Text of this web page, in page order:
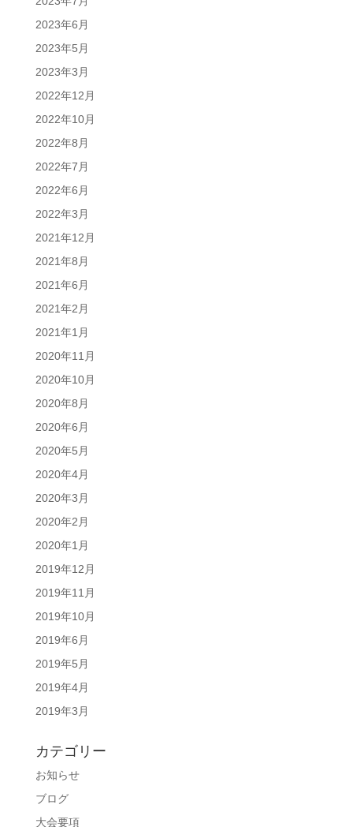
2023年6月
2023年5月
2023年3月
2022年12月
2022年10月
2022年8月
2022年7月
2022年6月
2022年3月
2021年12月
2021年8月
2021年6月
2021年2月
2021年1月
2020年11月
2020年10月
2020年8月
2020年6月
2020年5月
2020年4月
2020年3月
2020年2月
2020年1月
2019年12月
2019年11月
2019年10月
2019年6月
2019年5月
2019年4月
2019年3月
カテゴリー
お知らせ
ブログ
大会要項